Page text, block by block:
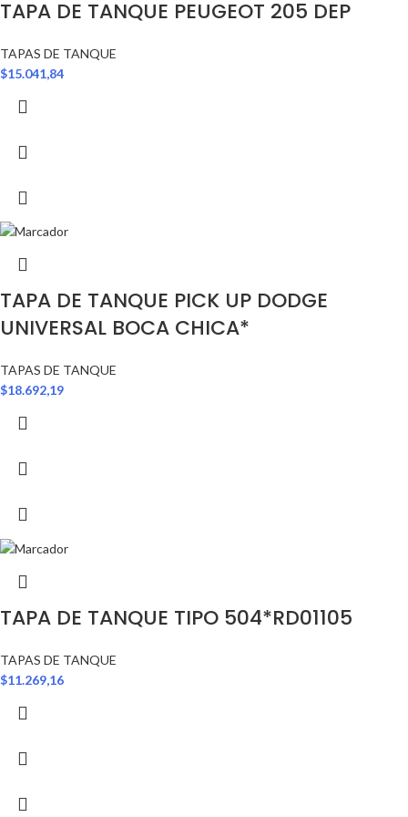
TAPA DE TANQUE PEUGEOT 205 DEP
TAPAS DE TANQUE
$15.041,84
TAPA DE TANQUE PICK UP DODGE
UNIVERSAL BOCA CHICA*
TAPAS DE TANQUE
$18.692,19
TAPA DE TANQUE TIPO 504*RD01105
TAPAS DE TANQUE
$11.269,16